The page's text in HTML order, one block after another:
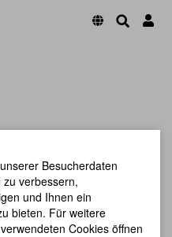
Besucherdaten
verbessern,
und Ihnen ein
bieten. Für weitere
Cookies öffnen